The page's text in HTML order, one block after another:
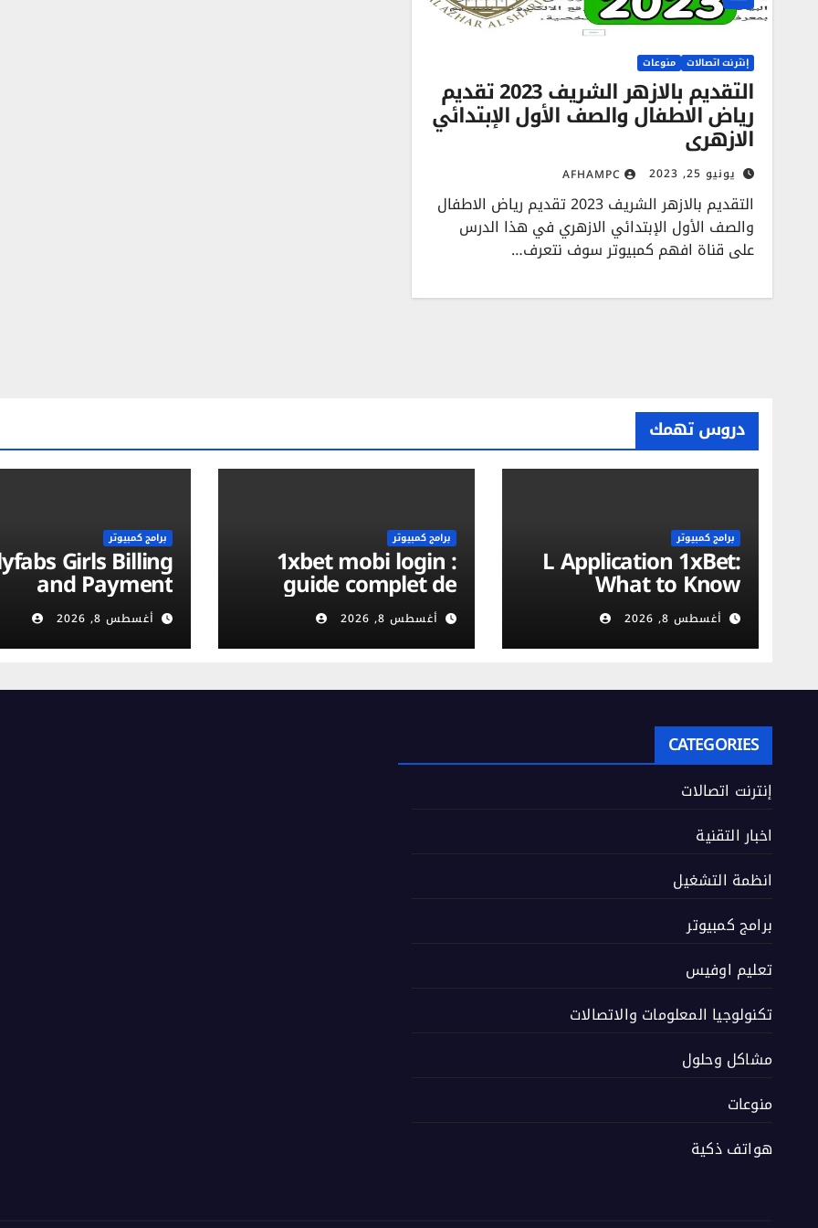
إنترنت اتصالات منوعات
التقديم بالازهر الشريف 2023 تقديم
رياض الاطفال والصف الأول الإبتدائي
الازهري
يونيو 25, 2023 AFHAMPC
التقديم بالازهر الشريف 2023 تقديم رياض الاطفال
والصف الأول الإبتدائي الازهري في هذا الدرس
على قناة افهم كمبيوتر سوف نتعرف…
دروس تهمك
برامج كمبيوتر
L Application 1xBet:
What to Know
أغسطس 8, 2026
برامج كمبيوتر
1xbet mobi login :
guide complet de
vérification du
compte et sécurité
mobile
أغسطس 8, 2026
برامج كمبيوتر
Girls Billing
and Payment
Methods: Discreet,
Secure & Flexible
Options
أغسطس 8, 2026
CATEGORIES
إنترنت اتصالات
اخبار التقنية
انظمة التشغيل
برامج كمبيوتر
تعليم اوفيس
تكنولوجيا المعلومات والاتصالات
مشاكل وحلول
منوعات
هواتف ذكية